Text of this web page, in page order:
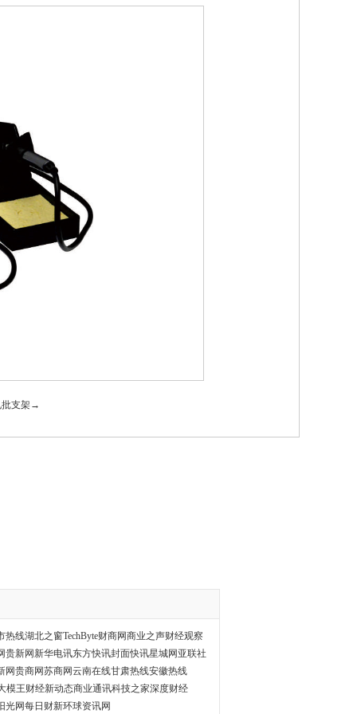
批支架→
热线湖北之窗TechByte财商网商业之声财经观察
贵新网新华电讯东方快讯封面快讯星城网 亚联社
网贵商网苏商网云南在线甘肃热线安徽热线
模王财经新动态商业通讯科技之家深度财经
光网每日财新环球资讯网